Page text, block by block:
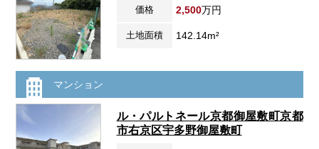
価格 2,500万円
土地面積 142.14m²
マンション
ル・パルトネール京都御屋敷町京都
市右京区宇多野御屋敷町